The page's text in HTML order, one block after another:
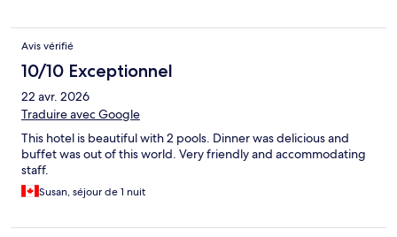
Avis vérifié
10/10 Exceptionnel
22 avr. 2026
Traduire avec Google
This hotel is beautiful with 2 pools. Dinner was delicious and
buffet was out of this world. Very friendly and accommodating
staff.
Susan, séjour de 1 nuit